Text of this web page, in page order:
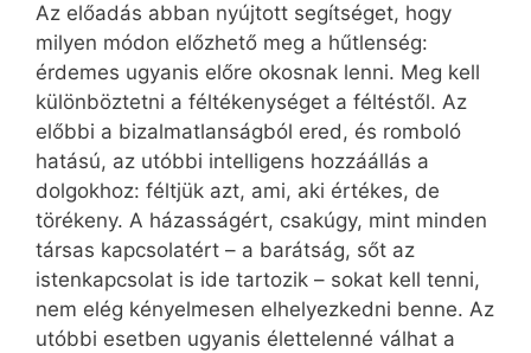
Az előadás abban nyújtott segítséget, hogy
milyen módon előzhető meg a hűtlenség:
érdemes ugyanis előre okosnak lenni. Meg kell
különböztetni a féltékenységet a féltéstől. Az
előbbi a bizalmatlanságból ered, és romboló
hatású, az utóbbi intelligens hozzáállás a
dolgokhoz: féltjük azt, ami, aki értékes, de
törékeny. A házasságért, csakúgy, mint minden
társas kapcsolatért – a barátság, sőt az
istenkapcsolat is ide tartozik – sokat kell tenni,
nem elég kényelmesen elhelyezkedni benne. Az
utóbbi esetben ugyanis élettelenné válhat a